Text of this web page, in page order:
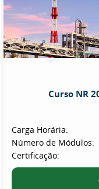
Curso NR
Carga Horária:
Número de Módulos:
Certificação: